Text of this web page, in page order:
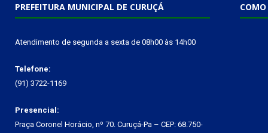
PREFEITURA MUNICIPAL DE CURUÇÁ
Atendimento de segunda a sexta de 08h00 às 14h00
Telefone:
(91) 3722-1169
Presencial:
Praça Coronel Horácio, nº 70. Curuçá-Pa – CEP: 68.750-
COMO